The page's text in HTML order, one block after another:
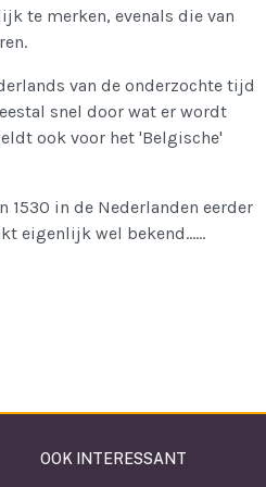
te merken, evenals die van
van de onderzochte tijd
snel door wat er wordt
ook voor het 'Belgische'
1530 in de Nederlanden eerder
eigenlijk wel bekend......
OOK INTERESSANT